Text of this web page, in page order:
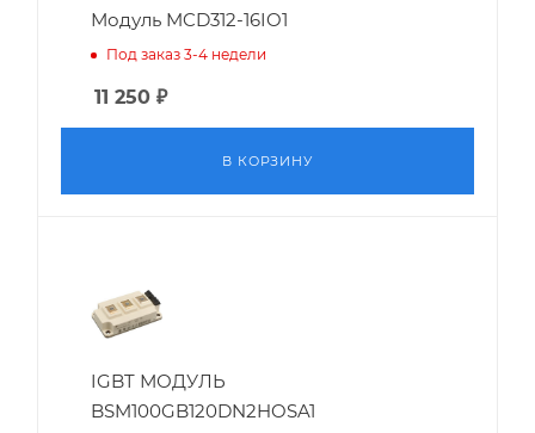
Модуль MCD312-16IO1
Под заказ 3-4 недели
11 250 ₽
В КОРЗИНУ
IGBT МОДУЛЬ
BSM100GB120DN2HOSA1